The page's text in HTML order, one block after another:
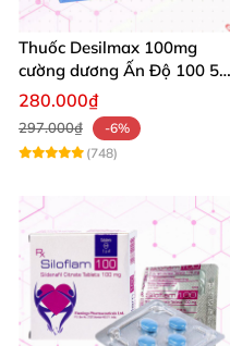
Thuốc Desilmax 100mg
cường dương Ấn Độ 100 50
mg tăng sinh lý tốt nhất
280.000₫
297.000₫
-6%
(748)